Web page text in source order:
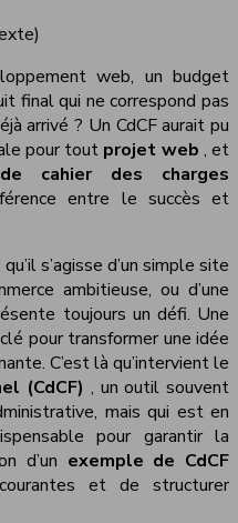
web, un budget
final qui ne correspond pas
arrivé ? Un CdCF aurait pu
pour tout projet web , et
cahier des charges
entre le succès et
qu’il s’agisse d’un simple site
ambitieuse, ou d’une
toujours un défi. Une
pour transformer une idée
C’est là qu’intervient le
(CdCF) , un outil souvent
mais qui est en
pour garantir la
d’un exemple de CdCF
et de structurer